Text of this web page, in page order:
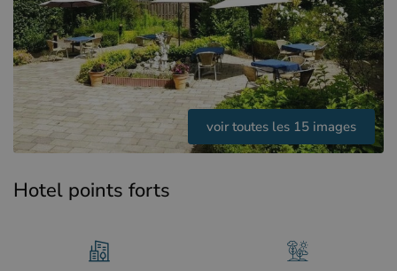
voir toutes les 15 images
Hotel points forts